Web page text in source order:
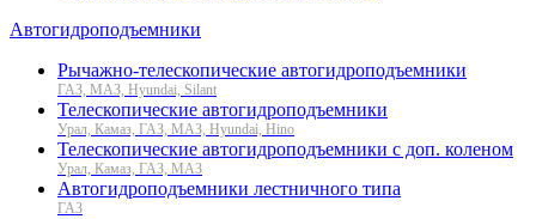
Автогидроподъемники
Рычажно-телескопические автогидроподъемники
ГАЗ, МАЗ, Hyundai, Silant
Телескопические автогидроподъемники
Урал, Камаз, ГАЗ, МАЗ, Hyundai, Hino
Телескопические автогидроподъемники с доп. коленом
Урал, Камаз, ГАЗ, МАЗ
Автогидроподъемники лестничного типа
ГАЗ